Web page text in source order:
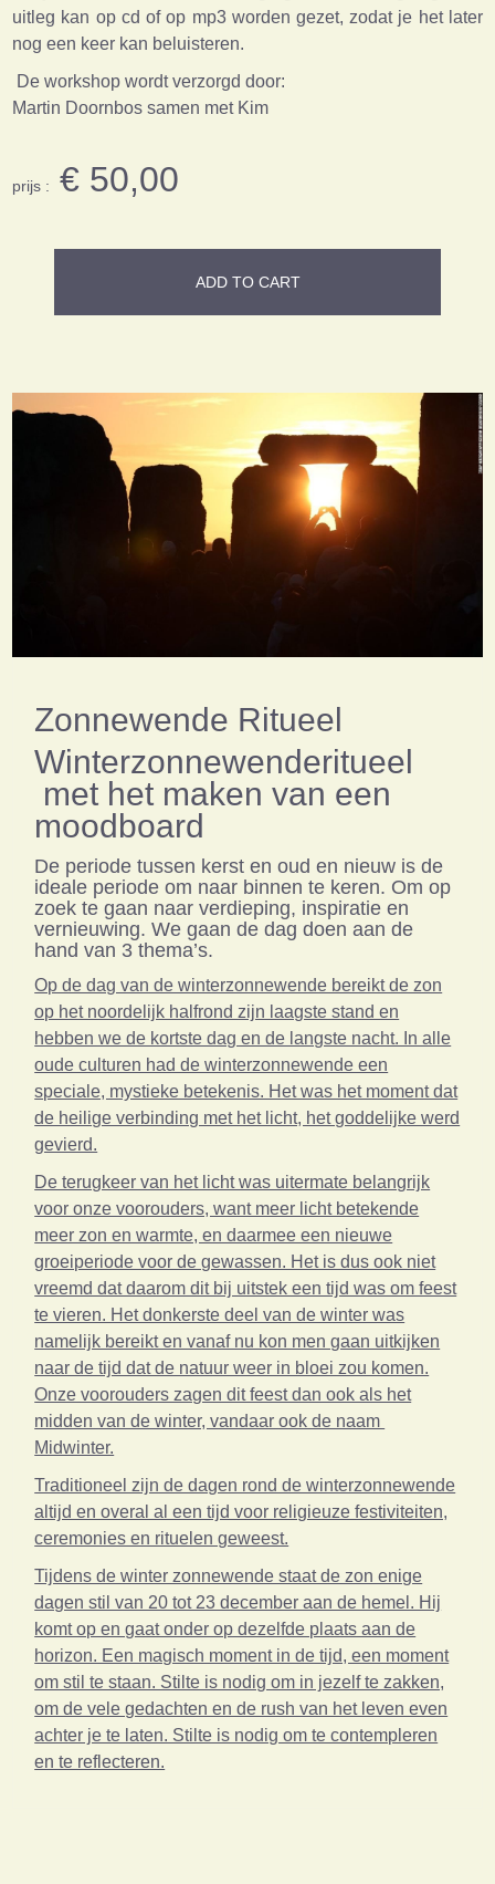
uitleg kan op cd of op mp3 worden gezet, zodat je het later
nog een keer kan beluisteren.
De workshop wordt verzorgd door:
Martin Doornbos samen met Kim
prijs : € 50,00
ADD TO CART
Zonnewende Ritueel
Winterzonnewenderitueel
met het maken van een
moodboard
De periode tussen kerst en oud en nieuw is de
ideale periode om naar binnen te keren. Om op
zoek te gaan naar verdieping, inspiratie en
vernieuwing. We gaan de dag doen aan de
hand van 3 thema’s.
Op de dag van de winterzonnewende bereikt de zon
op het noordelijk halfrond zijn laagste stand en
hebben we de kortste dag en de langste nacht. In alle
oude culturen had de winterzonnewende een
speciale, mystieke betekenis. Het was het moment dat
de heilige verbinding met het licht, het goddelijke werd
gevierd.
De terugkeer van het licht was uitermate belangrijk
voor onze voorouders, want meer licht betekende
meer zon en warmte, en daarmee een nieuwe
groeiperiode voor de gewassen. Het is dus ook niet
vreemd dat daarom dit bij uitstek een tijd was om feest
te vieren. Het donkerste deel van de winter was
namelijk bereikt en vanaf nu kon men gaan uitkijken
naar de tijd dat de natuur weer in bloei zou komen.
Onze voorouders zagen dit feest dan ook als het
midden van de winter, vandaar ook de naam
Midwinter.
Traditioneel zijn de dagen rond de winterzonnewende
altijd en overal al een tijd voor religieuze festiviteiten,
ceremonies en rituelen geweest.
Tijdens de winter zonnewende staat de zon enige
dagen stil van 20 tot 23 december aan de hemel. Hij
komt op en gaat onder op dezelfde plaats aan de
horizon. Een magisch moment in de tijd, een moment
om stil te staan. Stilte is nodig om in jezelf te zakken,
om de vele gedachten en de rush van het leven even
achter je te laten. Stilte is nodig om te contempleren
en te reflecteren.